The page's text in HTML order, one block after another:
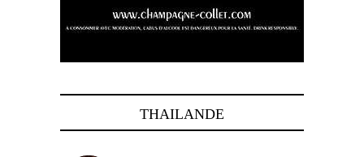
THAILANDE